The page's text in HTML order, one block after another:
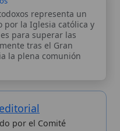
afirmaciones
y contrastadas
escritos
artículos
históricos, actas
fuentes